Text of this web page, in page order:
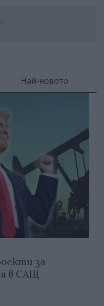
Най-новото
за
в САЩ